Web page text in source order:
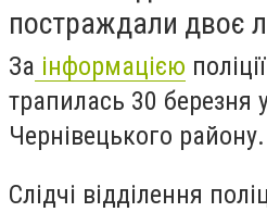
постраждали двоє
За інформацією
трапилась 30 березня
Чернівецького району.
Слідчі відділення